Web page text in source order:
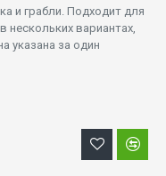
и грабли. Подходит для
нескольких вариантах,
указана за один